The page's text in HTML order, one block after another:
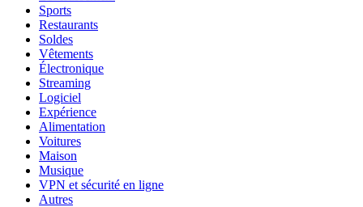
Sports
Restaurants
Soldes
Vêtements
Électronique
Streaming
Logiciel
Expérience
Alimentation
Voitures
Maison
Musique
VPN et sécurité en ligne
Autres